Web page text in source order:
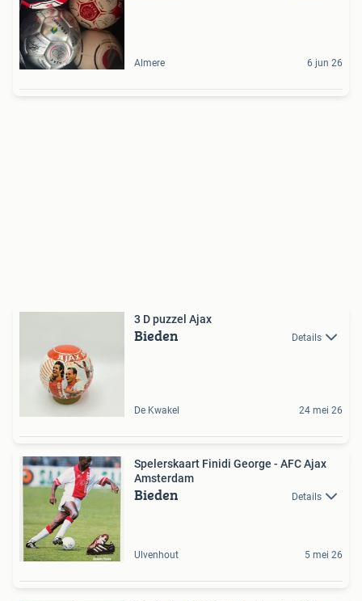
Almere 6 jun 26
3 D puzzel Ajax
Bieden Details
De Kwakel 24 mei 26
Spelerskaart Finidi George - AFC Ajax
Amsterdam
Bieden Details
Ulvenhout 5 mei 26